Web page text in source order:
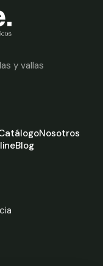
y vallas
Nosotros
Blog